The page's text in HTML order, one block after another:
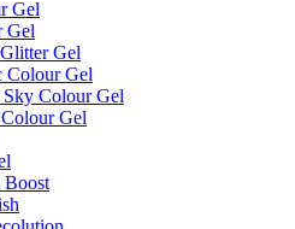
Gel
Gel
Gel
Gel
Colour Gel
Gel